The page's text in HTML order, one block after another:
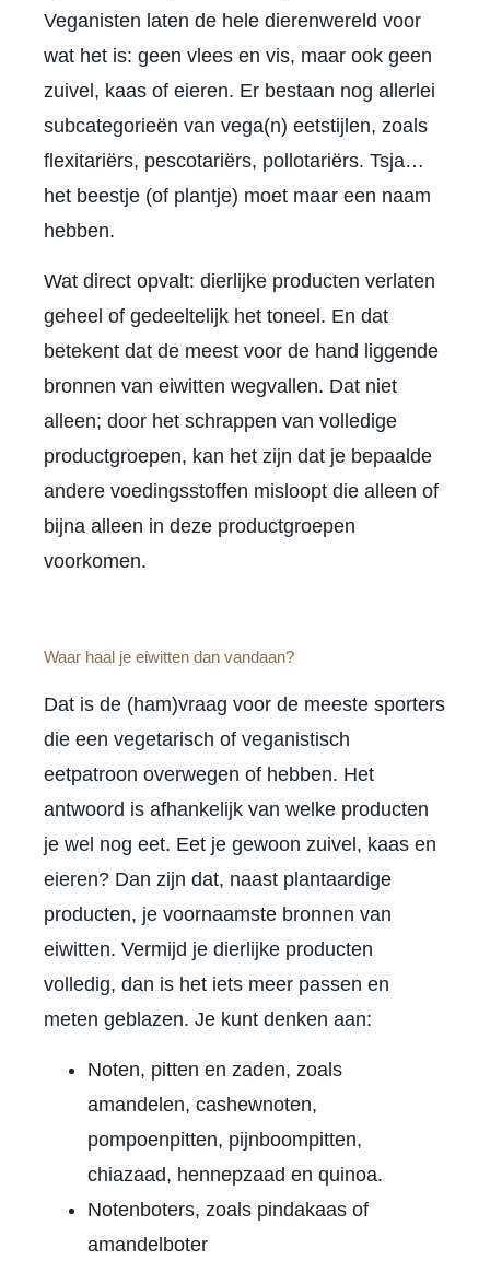
Veganisten laten de hele dierenwereld voor
wat het is: geen vlees en vis, maar ook geen
zuivel, kaas of eieren. Er bestaan nog allerlei
subcategorieën van vega(n) eetstijlen, zoals
flexitariërs, pescotariërs, pollotariërs. Tsja…
het beestje (of plantje) moet maar een naam
hebben.
Wat direct opvalt: dierlijke producten verlaten
geheel of gedeeltelijk het toneel. En dat
betekent dat de meest voor de hand liggende
bronnen van eiwitten wegvallen. Dat niet
alleen; door het schrappen van volledige
productgroepen, kan het zijn dat je bepaalde
andere voedingsstoffen misloopt die alleen of
bijna alleen in deze productgroepen
voorkomen.
Waar haal je eiwitten dan vandaan?
Dat is de (ham)vraag voor de meeste sporters
die een vegetarisch of veganistisch
eetpatroon overwegen of hebben. Het
antwoord is afhankelijk van welke producten
je wel nog eet. Eet je gewoon zuivel, kaas en
eieren? Dan zijn dat, naast plantaardige
producten, je voornaamste bronnen van
eiwitten. Vermijd je dierlijke producten
volledig, dan is het iets meer passen en
meten geblazen. Je kunt denken aan:
Noten, pitten en zaden, zoals
amandelen, cashewnoten,
pompoenpitten, pijnboompitten,
chiazaad, hennepzaad en quinoa.
Notenboters, zoals pindakaas of
amandelboter